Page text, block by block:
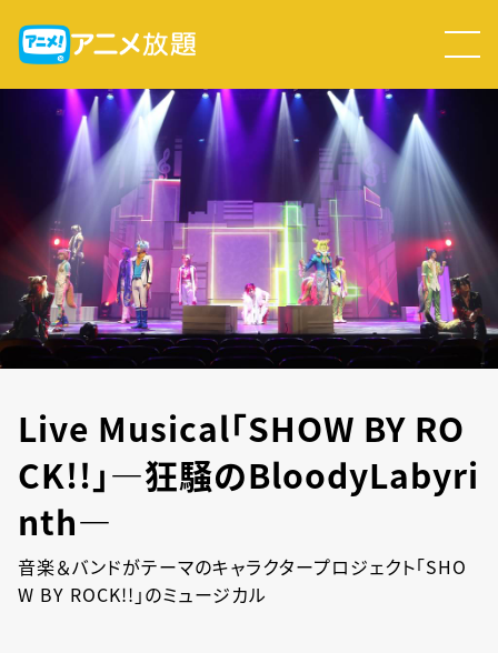
Live Musical「SHOW BY RO
CK!!｣―狂騒のBloodyLabyri
nth―
音楽＆バンドがテーマのキャラクタープロジェクト「SHO
W BY ROCK!!」のミュージカル